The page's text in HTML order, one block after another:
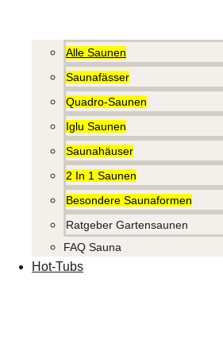
Alle Saunen
Saunafässer
Quadro-Saunen
Iglu Saunen
Saunahäuser
2 In 1 Saunen
Besondere Saunaformen
Ratgeber Gartensaunen
FAQ Sauna
Hot-Tubs